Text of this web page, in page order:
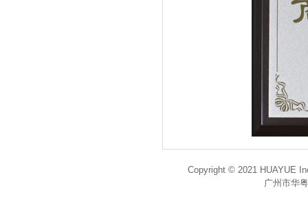
Copyright © 2021 HUAYUE
广州市华